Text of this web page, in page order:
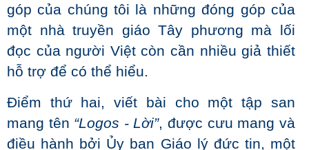
góp của chúng tôi là những đóng góp của
một nhà truyền giáo Tây phương mà lối
đọc của người Việt còn cần nhiều giả thiết
hỗ trợ để có thể hiểu.
Điểm thứ hai, viết bài cho một tập san
mang tên “Logos - Lời”, được cưu mang và
điều hành bởi Ủy ban Giáo lý đức tin, một